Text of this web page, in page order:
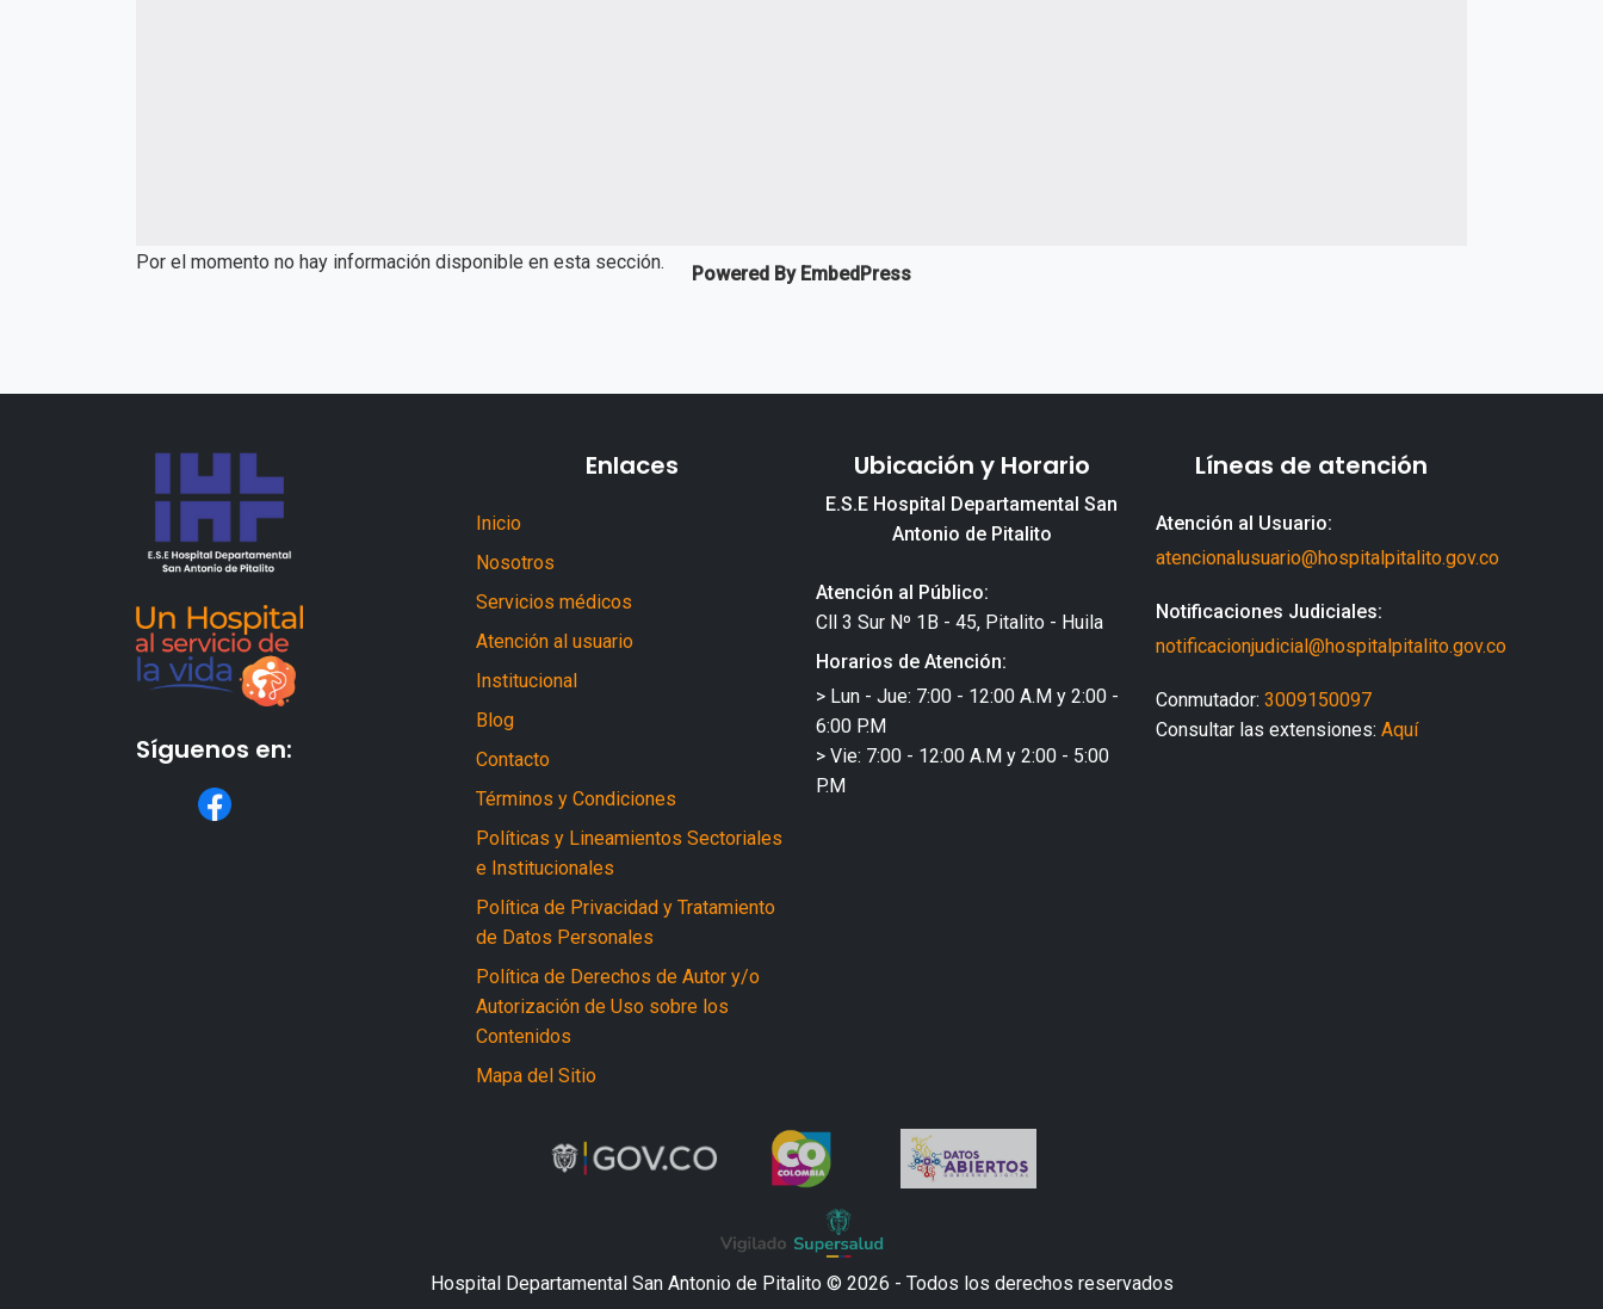
Powered By EmbedPress
Por el momento no hay información disponible en esta sección.
Síguenos en:
Enlaces
Inicio
Nosotros
Servicios médicos
Atención al usuario
Institucional
Blog
Contacto
Términos y Condiciones
Políticas y Lineamientos Sectoriales
e Institucionales
Política de Privacidad y Tratamiento
de Datos Personales
Política de Derechos de Autor y/o
Autorización de Uso sobre los
Contenidos
Mapa del Sitio
Ubicación y Horario
E.S.E Hospital Departamental San
Antonio de Pitalito
Atención al Público:
Cll 3 Sur Nº 1B - 45, Pitalito - Huila
Horarios de Atención:
> Lun - Jue: 7:00 - 12:00 A.M y 2:00 -
6:00 P.M
> Vie: 7:00 - 12:00 A.M y 2:00 - 5:00
P.M
Líneas de atención
Atención al Usuario:
atencionalusuario@hospitalpitalito.gov.co
Notificaciones Judiciales:
notificacionjudicial@hospitalpitalito.gov.co
Conmutador: 3009150097
Consultar las extensiones: Aquí
Hospital Departamental San Antonio de Pitalito © 2026 - Todos los derechos reservados